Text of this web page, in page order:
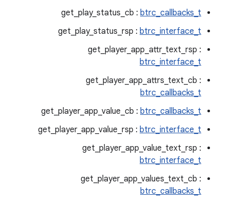
get_play_status_cb : btrc_callbacks_t
get_play_status_rsp : btrc_interface_t
get_player_app_attr_text_rsp :
btrc_interface_t
get_player_app_attrs_text_cb :
btrc_callbacks_t
get_player_app_value_cb : btrc_callbacks_t
get_player_app_value_rsp : btrc_interface_t
get_player_app_value_text_rsp :
btrc_interface_t
get_player_app_values_text_cb :
btrc_callbacks_t